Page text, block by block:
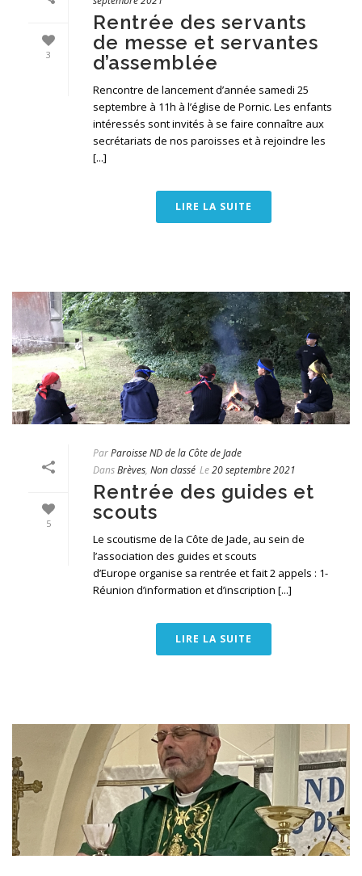
3
Rentrée des servants
de messe et servantes
d’assemblée
Rencontre de lancement d’année samedi 25
septembre à 11h à l’église de Pornic. Les enfants
intéressés sont invités à se faire connaître aux
secrétariats de nos paroisses et à rejoindre les
[...]
LIRE LA SUITE
5
ParParoisse ND de la Côte de Jade
DansBrèves, Non classé Le20 septembre 2021
Rentrée des guides et
scouts
Le scoutisme de la Côte de Jade, au sein de
l’association des guides et scouts
d’Europe organise sa rentrée et fait 2 appels : 1-
Réunion d’information et d’inscription [...]
LIRE LA SUITE